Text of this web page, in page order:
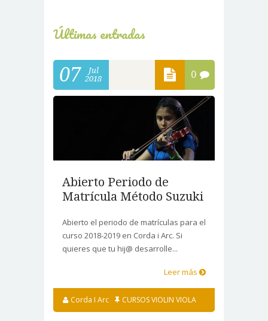
Últimas entradas
07
Jul
2018
0
Abierto Periodo de
Matrícula Método Suzuki
Abierto el periodo de matrículas para el
curso 2018-2019 en Corda i Arc. Si
quieres que tu hij@ desarrolle...
Leer más
Corda I Arc CURSOS VIOLIN VIOLA